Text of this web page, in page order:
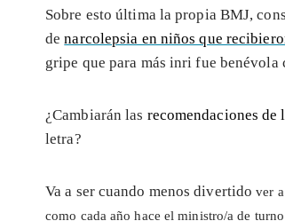
Sobre esto última la propia BMJ,
denarcolepsia en niños que
gripe que para más inri fue benévola
¿Cambiarán las recomendaciones
letra?
Va a ser cuando menos divertidover
como cada año hace el ministro/a de